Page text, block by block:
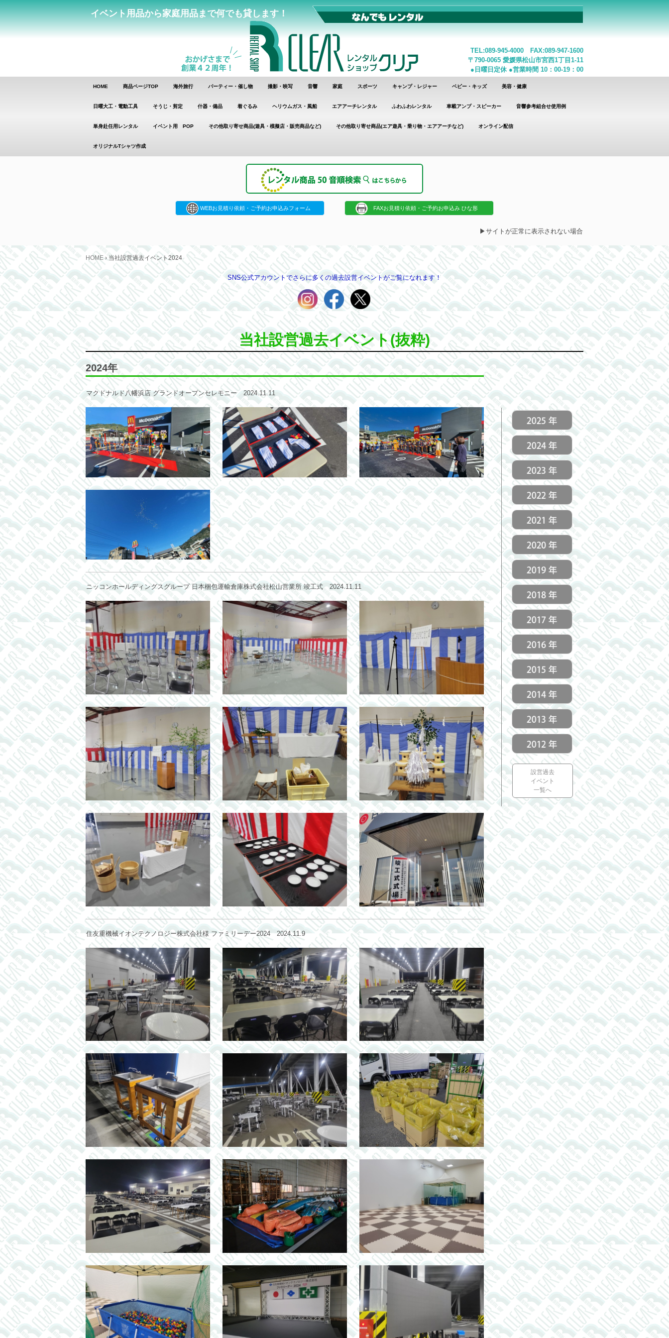
イベント用品から家庭用品まで何でも貸します！
TEL:089-945-4000 FAX:089-947-1600
〒790-0065 愛媛県松山市宮西1丁目1-11
●日曜日定休 ●営業時間 10：00-19：00
HOME 商品ページTOP 海外旅行 パーティー・催し物 撮影・映写 音響 家庭 スポーツ キャンプ・レジャー ベビー・キッズ 美容・健康
日曜大工・電動工具 そうじ・剪定 什器・備品 着ぐるみ ヘリウムガス・風船 エアアーチレンタル ふわふわレンタル 車載アンプ・スピーカー 音響参考組合せ使用例
単身赴任用レンタル イベント用 POP その他取り寄せ商品(遊具・模擬店・販売商品など) その他取り寄せ商品(エア遊具・乗り物・エアアーチなど) オンライン配信
オリジナルTシャツ作成
WEBお見積り依頼・ご予約お申込みフォーム FAXお見積り依頼・ご予約お申込み ひな形
▶サイトが正常に表示されない場合
HOME › 当社設営過去イベント2024
SNS公式アカウントでさらに多くの過去設営イベントがご覧になれます！
当社設営過去イベント(抜粋)
設営過去
イベント
一覧へ
2024年
マクドナルド八幡浜店 グランドオープンセレモニー 2024.11.11
ニッコンホールディングスグループ 日本梱包運輸倉庫株式会社松山営業所 竣工式 2024.11.11
住友重機械イオンテクノロジー株式会社様 ファミリーデー2024 2024.11.9